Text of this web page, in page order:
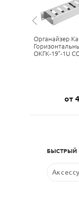
Органайзер
ОКГК-19”-1U
от
БЫСТРЫЙ